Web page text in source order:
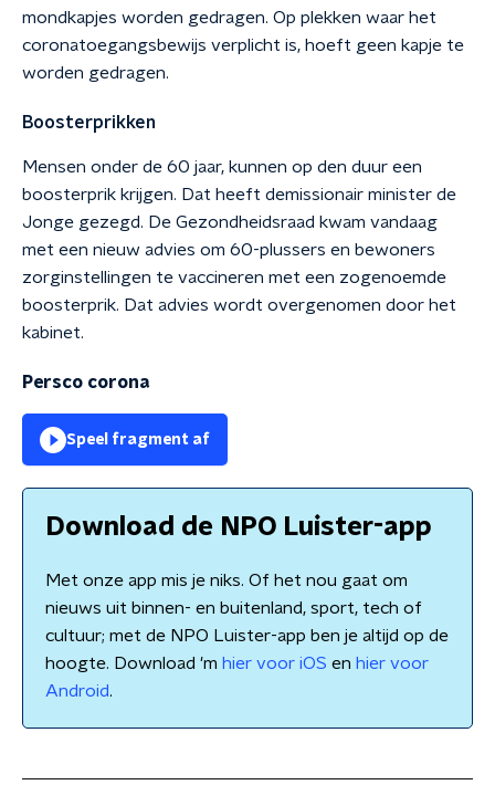
mondkapjes worden gedragen. Op plekken waar het
coronatoegangsbewijs verplicht is, hoeft geen kapje te
worden gedragen.
Boosterprikken
Mensen onder de 60 jaar, kunnen op den duur een
boosterprik krijgen. Dat heeft demissionair minister de
Jonge gezegd. De Gezondheidsraad kwam vandaag
met een nieuw advies om 60-plussers en bewoners
zorginstellingen te vaccineren met een zogenoemde
boosterprik. Dat advies wordt overgenomen door het
kabinet.
Persco corona
Speel fragment af
Download de NPO Luister-app
Met onze app mis je niks. Of het nou gaat om
nieuws uit binnen- en buitenland, sport, tech of
cultuur; met de NPO Luister-app ben je altijd op de
hoogte. Download 'm hier voor iOS en hier voor
Android.